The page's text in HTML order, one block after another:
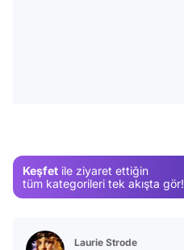
Keşfet ile ziyaret ettiğin
tüm kategorileri tek akışta gör!
Laurie Strode